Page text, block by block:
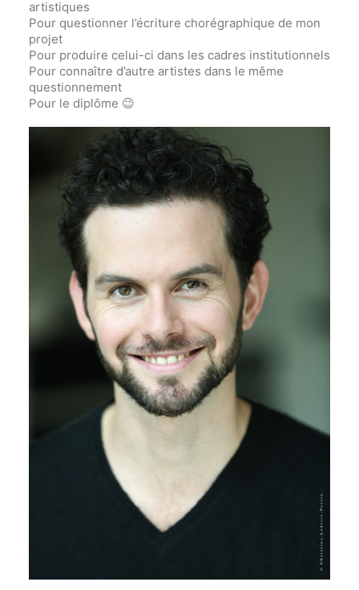
artistiques
Pour questionner l’écriture chorégraphique de mon
projet
Pour produire celui-ci dans les cadres institutionnels
Pour connaître d’autre artistes dans le même
questionnement
Pour le diplôme 😉